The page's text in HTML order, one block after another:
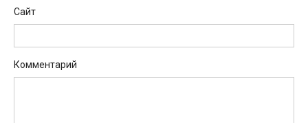
Сайт
Комментарий